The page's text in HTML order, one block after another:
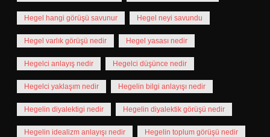
Hegel hangi görüşü savunur Hegel neyi savundu
Hegel varlık görüşü nedir Hegel yasası nedir
Hegelci anlayış nedir Hegelci düşünce nedir
Hegelci yaklaşım nedir Hegelin bilgi anlayışı nedir
Hegelin diyalektigi nedir Hegelin diyalektik görüşü nedir
Hegelin idealizm anlayışı nedir Hegelin toplum görüşü nedir